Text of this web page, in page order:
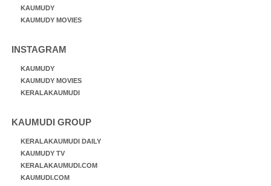
KAUMUDY
KAUMUDY MOVIES
INSTAGRAM
KAUMUDY
KAUMUDY MOVIES
KERALAKAUMUDI
KAUMUDI GROUP
KERALAKAUMUDI DAILY
KAUMUDY TV
KERALAKAUMUDI.COM
KAUMUDI.COM